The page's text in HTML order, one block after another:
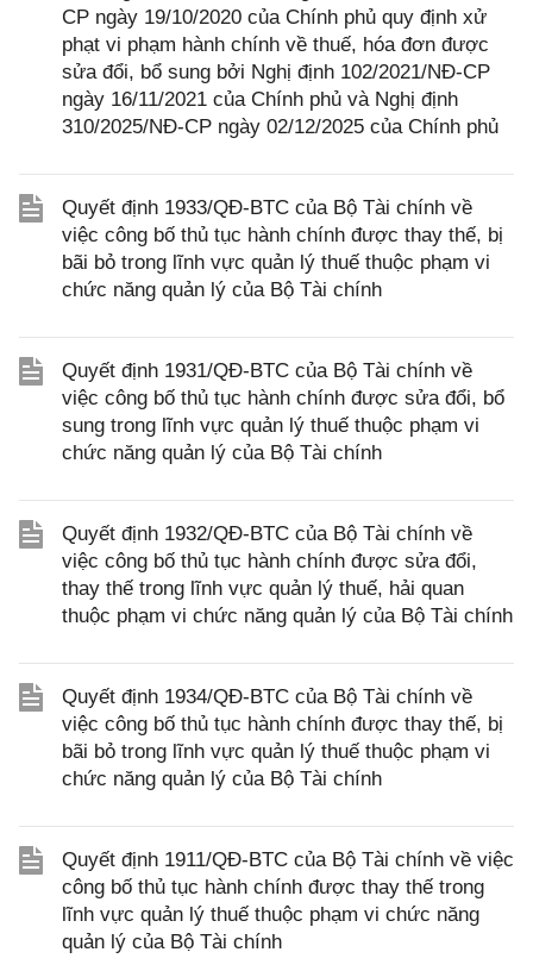
CP ngày 19/10/2020 của Chính phủ quy định xử
phạt vi phạm hành chính về thuế, hóa đơn được
sửa đổi, bổ sung bởi Nghị định 102/2021/NĐ-CP
ngày 16/11/2021 của Chính phủ và Nghị định
310/2025/NĐ-CP ngày 02/12/2025 của Chính phủ
Quyết định 1933/QĐ-BTC của Bộ Tài chính về
việc công bố thủ tục hành chính được thay thế, bị
bãi bỏ trong lĩnh vực quản lý thuế thuộc phạm vi
chức năng quản lý của Bộ Tài chính
Quyết định 1931/QĐ-BTC của Bộ Tài chính về
việc công bố thủ tục hành chính được sửa đổi, bổ
sung trong lĩnh vực quản lý thuế thuộc phạm vi
chức năng quản lý của Bộ Tài chính
Quyết định 1932/QĐ-BTC của Bộ Tài chính về
việc công bố thủ tục hành chính được sửa đổi,
thay thế trong lĩnh vực quản lý thuế, hải quan
thuộc phạm vi chức năng quản lý của Bộ Tài chính
Quyết định 1934/QĐ-BTC của Bộ Tài chính về
việc công bố thủ tục hành chính được thay thế, bị
bãi bỏ trong lĩnh vực quản lý thuế thuộc phạm vi
chức năng quản lý của Bộ Tài chính
Quyết định 1911/QĐ-BTC của Bộ Tài chính về việc
công bố thủ tục hành chính được thay thế trong
lĩnh vực quản lý thuế thuộc phạm vi chức năng
quản lý của Bộ Tài chính